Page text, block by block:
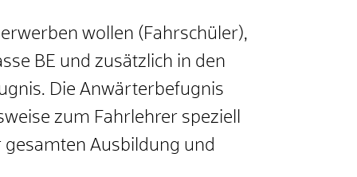
wollen (Fahrschüler),
BE und zusätzlich in den
Die Anwärterbefugnis
zum Fahrlehrer speziell
gesamten Ausbildung und